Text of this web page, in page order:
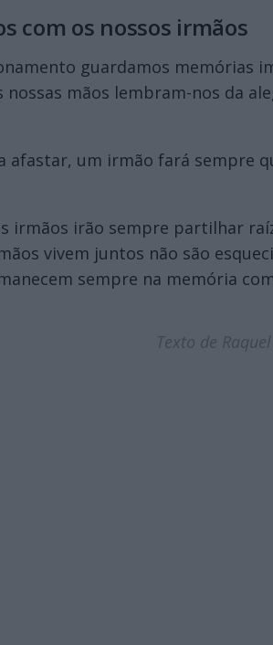
com os nossos irmãos
guardamos memórias
mãos lembram-nos da
afastar, um irmão fará sempre
irmãos irão sempre partilhar
vivem juntos não são
sempre na memória
Texto de